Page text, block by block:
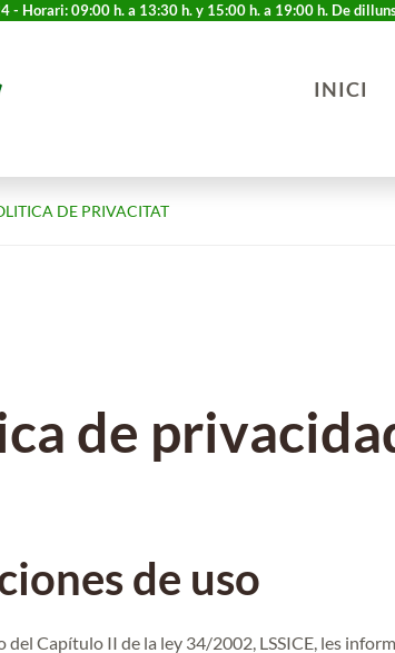
- Horari: 09:00 h. a 13:30 h. y 15:00 h. a 19:00 h. De
INICI
DE PRIVACITAT
de
de uso
del Capítulo II de la ley 34/2002, LSSICE, les